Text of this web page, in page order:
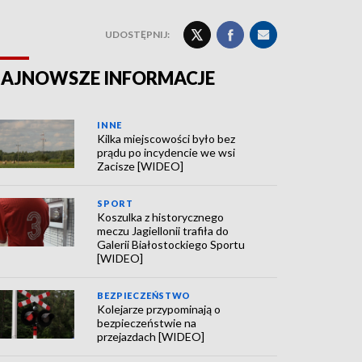
UDOSTĘPNIJ:
INFORMACJE
INNE
Kilka miejscowości było bez
prądu po incydencie we wsi
Zacisze [WIDEO]
SPORT
Koszulka z historycznego
meczu Jagiellonii trafiła do
Galerii Białostockiego Sportu
[WIDEO]
BEZPIECZEŃSTWO
Kolejarze przypominają o
bezpieczeństwie na
przejazdach [WIDEO]